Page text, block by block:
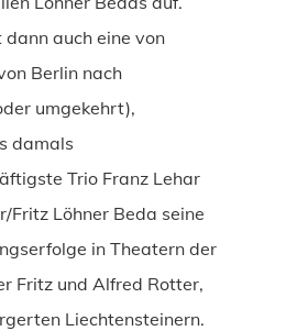
auch eine von
Berlin nach
umgekehrt),
damals
Trio Franz Lehar
Fritz Löhner Beda seine
in Theatern der
Fritz und Alfred Rotter,
Liechtensteinern.